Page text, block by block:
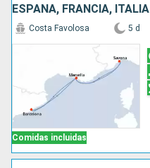
ESPAÑA, FRANCIA, ITALIA
Comidas incluidas
Costa Favolosa 5 d